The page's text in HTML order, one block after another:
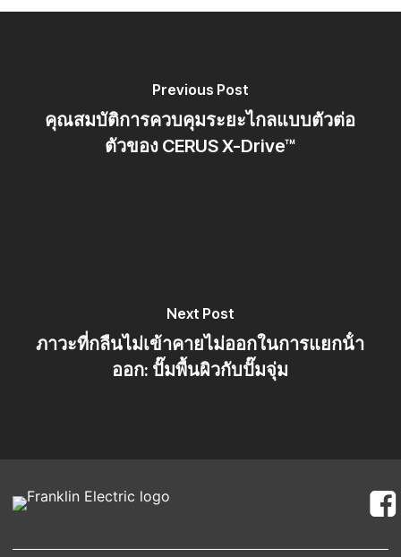
Previous Post
คุณสมบัติการควบคุมระยะไกลแบบตัวต่อ
ตัวของ CERUS X-Drive™
Next Post
ภาวะที่กลืนไม่เข้าคายไม่ออกในการแยกน้ํา
ออก: ปั๊มพื้นผิวกับปั๊มจุ่ม